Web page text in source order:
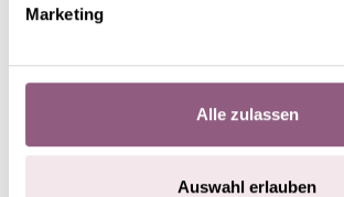
Marketing
Alle zulassen
Auswahl erlauben